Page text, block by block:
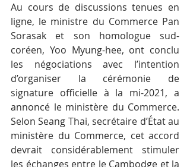
Au cours de discussions tenues en
ligne, le ministre du Commerce Pan
Sorasak et son homologue sud-
coréen, Yoo Myung-hee, ont conclu
les négociations avec l’intention
d’organiser la cérémonie de
signature officielle à la mi-2021, a
annoncé le ministère du Commerce.
Selon Seang Thai, secrétaire d’État au
ministère du Commerce, cet accord
devrait considérablement stimuler
les échanges entre le Cambodge et la